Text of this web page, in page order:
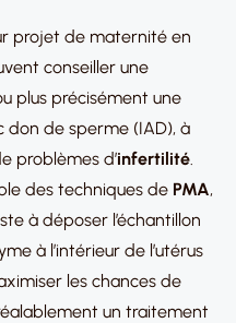
projet de maternité en
conseiller une
plus précisément une
don de sperme (IAD), à
problèmes d’infertilité.
des techniques de PMA,
à déposer l’échantillon
à l’intérieur de l’utérus
les chances de
un traitement